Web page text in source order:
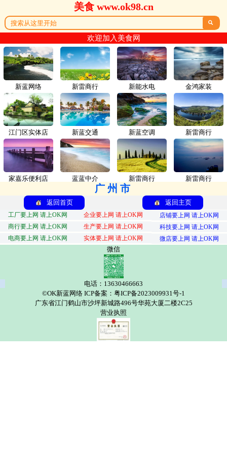
美食 www.ok98.cn

欢迎加入美食网
新蓝网络 新雷商行
江门区实体店 新蓝交通
家嘉乐便利店 蓝蓝中介
新能水电 金鸿家装
新蓝空调 新雷商行
新雷商行 新雷商行
广州市
返回首页 返回主页
工厂要上网 请上OK网 企业要上网 请上OK网
店铺要上网 请上OK网
商行要上网 请上OK网
生产要上网 请上OK网
科技要上网 请上OK网
电商要上网 请上OK网
实体要上网 请上OK网 微店要上网 请上OK网
微信
电话：13630466663
©OK新蓝网络 ICP备案：粤ICP备2023009931号-1
广东省江门鹤山市沙坪新城路496号华苑大厦二楼2C25
营业执照